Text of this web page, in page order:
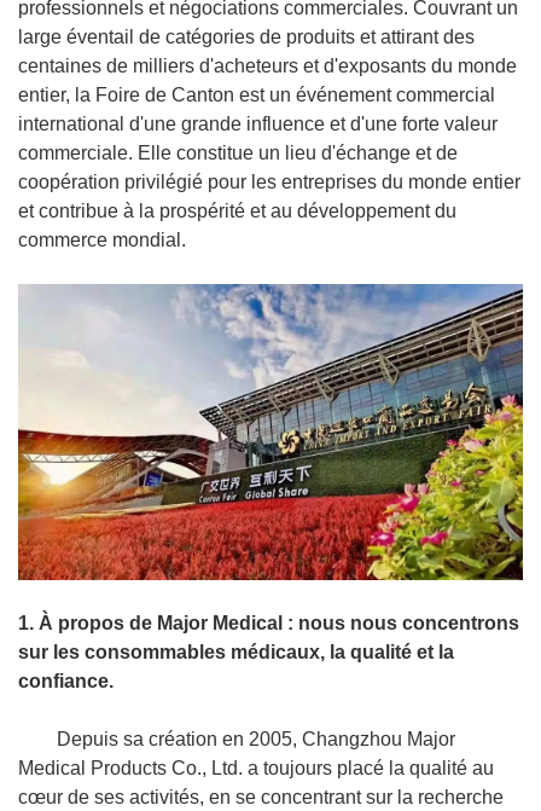
professionnels et négociations commerciales. Couvrant un
large éventail de catégories de produits et attirant des
centaines de milliers d'acheteurs et d'exposants du monde
entier, la Foire de Canton est un événement commercial
international d'une grande influence et d'une forte valeur
commerciale. Elle constitue un lieu d'échange et de
coopération privilégié pour les entreprises du monde entier
et contribue à la prospérité et au développement du
commerce mondial.
1. À propos de Major Medical : nous nous concentrons
sur les consommables médicaux, la qualité et la
confiance.
Depuis sa création en 2005, Changzhou Major
Medical Products Co., Ltd. a toujours placé la qualité au
cœur de ses activités, en se concentrant sur la recherche